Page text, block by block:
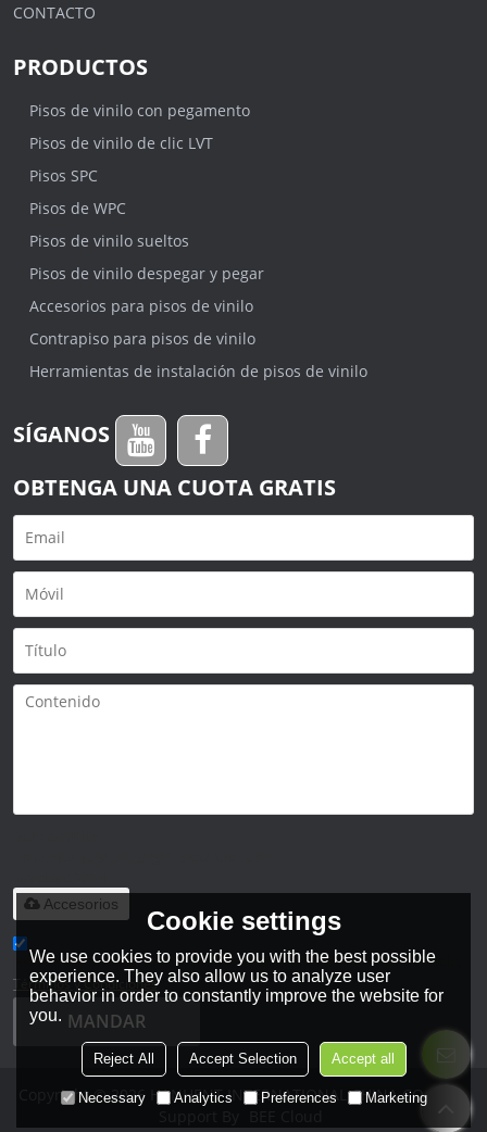
CONTACTO
PRODUCTOS
Pisos de vinilo con pegamento
Pisos de vinilo de clic LVT
Pisos SPC
Pisos de WPC
Pisos de vinilo sueltos
Pisos de vinilo despegar y pegar
Accesorios para pisos de vinilo
Contrapiso para pisos de vinilo
Herramientas de instalación de pisos de vinilo
SÍGANOS
OBTENGA UNA CUOTA GRATIS
Accesorios
He leido y acepto los Términos y Condiciones de este servicio,
Términos y Condiciones
MANDAR
Copyright © 2026 HANHENT INTERNATIONAL CHINA CO., LTD.
Cookie settings
We use cookies to provide you with the best possible
experience. They also allow us to analyze user
behavior in order to constantly improve the website for
you.
Reject All Accept Selection Accept all
Necessary Analytics Preferences Marketing